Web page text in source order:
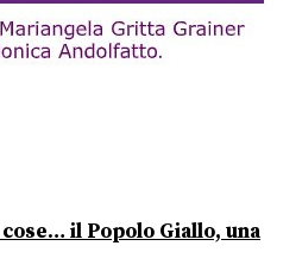
il Popolo Giallo, una